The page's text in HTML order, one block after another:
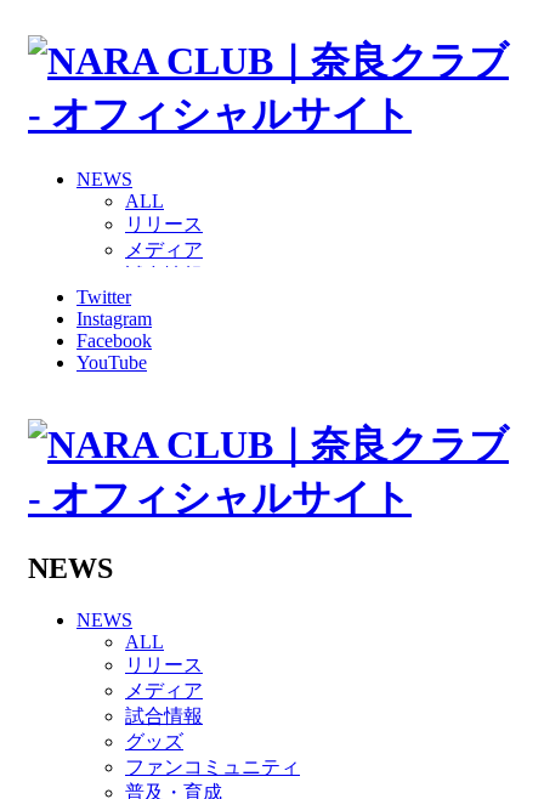
NEWS
ALL
リリース
メディア
グッズ
ファンコミュニティ
普及・育成
ホームタウン
その他
TEAM
2026/27トップチームスタッフ
ビクトリーロード
HOMEGAME
観戦ルール＆マナー
ホームゲーム運営管理規定
Jリーグ運営管理規定
写真・動画使用ガイドライン
ロートフィールド奈良
Twitter
Instagram
Facebook
YouTube
NEWS
NEWS
ALL
リリース
メディア
試合情報
グッズ
ファンコミュニティ
普及・育成